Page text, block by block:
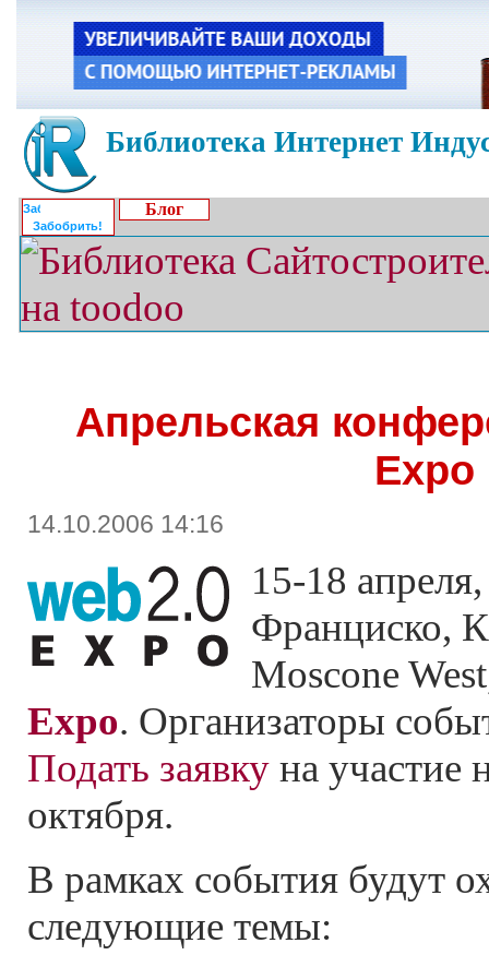
Библиотека Интернет
Забобрить!
Блог
Апрельская
Expo
14.10.2006 14:16
15-18
Франциско,
Moscone
Expo. Организаторы
Подать заявку на участие
октября.
В рамках события будут
следующие темы: